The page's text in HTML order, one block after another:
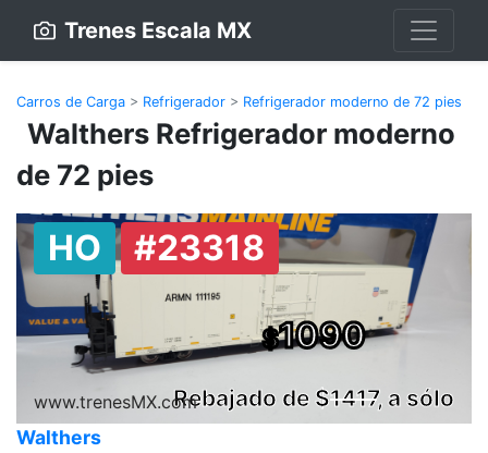
Trenes Escala MX
Carros de Carga > Refrigerador > Refrigerador moderno de 72 pies
Walthers Refrigerador moderno
de 72 pies
HO #23318
$1090
Rebajado de $1417, a sólo
www.trenesMX.com
Walthers